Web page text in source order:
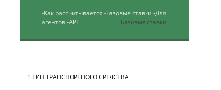
-Как рассчитывается -Базовые ставки -Для
агентов-API Базовые ставки
1 ТИП ТРАНСПОРТНОГО СРЕДСТВА